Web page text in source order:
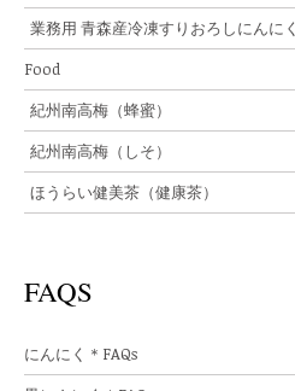
業務用 青森産冷凍すりおろしにんにく
Food
紀州南高梅（蜂蜜）
紀州南高梅（しそ）
ほうらい健美茶（健康茶）
FAQS
にんにく＊FAQs